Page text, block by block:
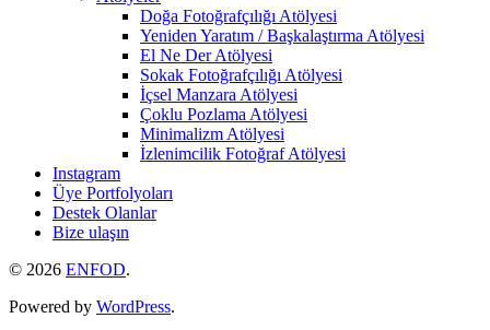
Doğa Fotoğrafçılığı Atölyesi
Yeniden Yaratım / Başkalaştırma Atölyesi
El Ne Der Atölyesi
Sokak Fotoğrafçılığı Atölyesi
İçsel Manzara Atölyesi
Çoklu Pozlama Atölyesi
Minimalizm Atölyesi
İzlenimcilik Fotoğraf Atölyesi
Instagram
Üye Portfolyoları
Destek Olanlar
Bize ulaşın
© 2026 ENFOD.
Powered by WordPress.